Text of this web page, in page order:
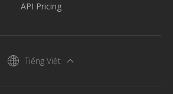
API Pricing
Tiếng Việt